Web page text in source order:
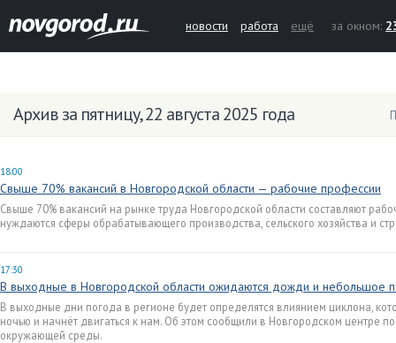
новости работа ещё за окном:
Архив за пятницу, 22 августа 2025 года
18:00
Свыше 70% вакансий в Новгородской области — рабочие профессии
Свыше 70% вакансий на рынке труда Новгородской области составляют
нуждаются сферы обрабатывающего производства, сельского хозяйства и
17:30
В выходные в Новгородской области ожидаются дожди и небольшое
В выходные дни погода в регионе будет определятся влиянием циклона,
ночью и начнёт двигаться к нам. Об этом сообщили в Новгородском центре
окружающей среды.